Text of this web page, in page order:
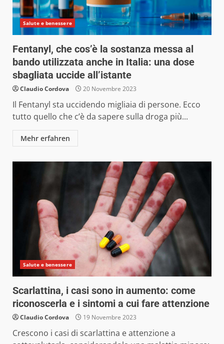
Salute e benessere
Fentanyl, che cos’è la sostanza messa al
bando utilizzata anche in Italia: una dose
sbagliata uccide all’istante
Claudio Cordova 20 Novembre 2023
Il Fentanyl sta uccidendo migliaia di persone. Ecco
tutto quello che c’è da sapere sulla droga più...
Mehr erfahren
Salute e benessere
Scarlattina, i casi sono in aumento: come
riconoscerla e i sintomi a cui fare attenzione
Claudio Cordova 19 Novembre 2023
Crescono i casi di scarlattina e attenzione a